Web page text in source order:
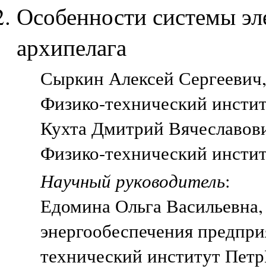
Особенности системы
архипелага
Сыркин Алексей
Физико-технический
Кухта Дмитрий
Физико-технический
Научный руководитель:
Едомина Ольга
энергообеспечения
технический институт